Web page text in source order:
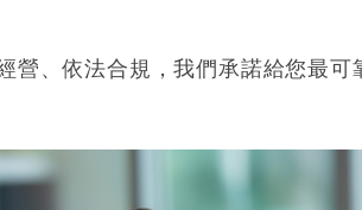
、依法合規，我們承諾給您最可